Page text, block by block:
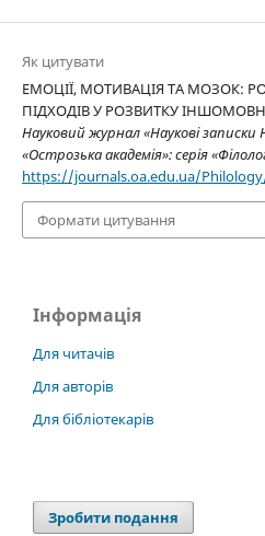
Як цитувати
ЕМОЦІЇ, МОТИВАЦІЯ ТА МОЗОК:
ПІДХОДІВ У РОЗВИТКУ
Науковий журнал «Наукові записки
«Острозька академія»: серія
https://journals.oa.edu.ua/
Формати цитування
Інформація
Для читачів
Для авторів
Для бібліотекарів
Зробити подання